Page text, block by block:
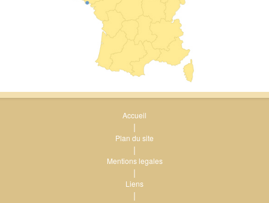
Accueil
|
Plan du site
|
Mentions legales
|
Liens
|